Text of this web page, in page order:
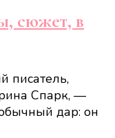
сюжет, в
писатель,
Спарк, —
дар: он